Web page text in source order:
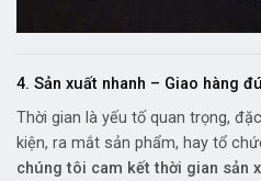
4. Sản xuất nhanh – Giao hàng
Thời gian là yếu tố quan trọng,
kiện, ra mắt sản phẩm, hay tổ
chúng tôi cam kết thời gian sản